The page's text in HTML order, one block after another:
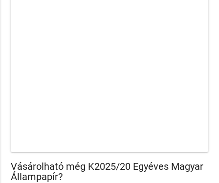
Vásárolható még K2025/20 Egyéves Magyar
Állampapír?